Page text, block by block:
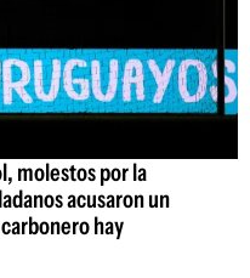
molestos por la
acusaron un
hay